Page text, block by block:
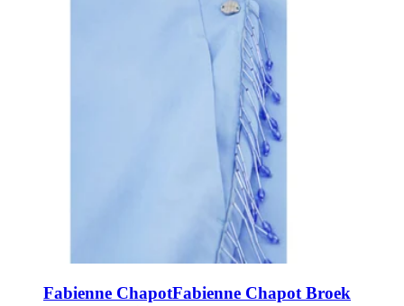
Fabienne ChapotFabienne Chapot Broek